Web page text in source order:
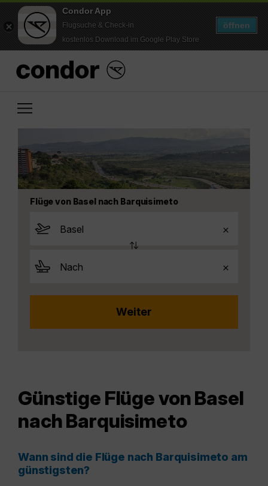
Condor App
Flugsuche & Check-in
kostenlos Download im Google Play Store
öffnen
Flüge von Basel nach Barquisimeto
Günstige Flüge von Basel
nach Barquisimeto
Wann sind die Flüge nach Barquisimeto am
günstigsten?